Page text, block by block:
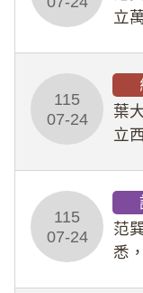
立
業
告
115
07-24
葉
立
教
事
115
07-24
范
悉